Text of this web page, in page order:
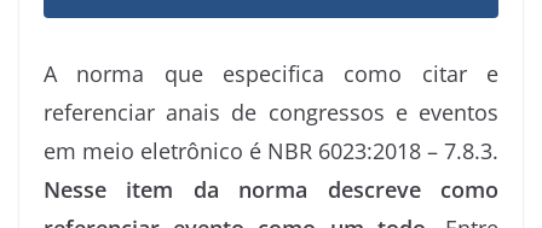
A norma que especifica como citar e
referenciar anais de congressos e eventos
em meio eletrônico é NBR 6023:2018 – 7.8.3.
Nesse item da norma descreve como